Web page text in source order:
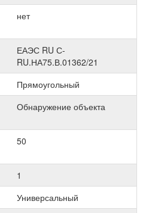
нет
ЕАЭС RU С-
RU.НА75.В.01362/21
Прямоугольный
Обнаружение объекта
50
1
Универсальный